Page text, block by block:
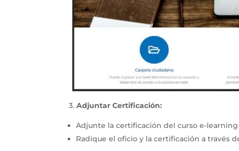
3.Adjuntar Certificación:
Adjunte la certificación del curso e-
Radique el oficio y la certificación a través